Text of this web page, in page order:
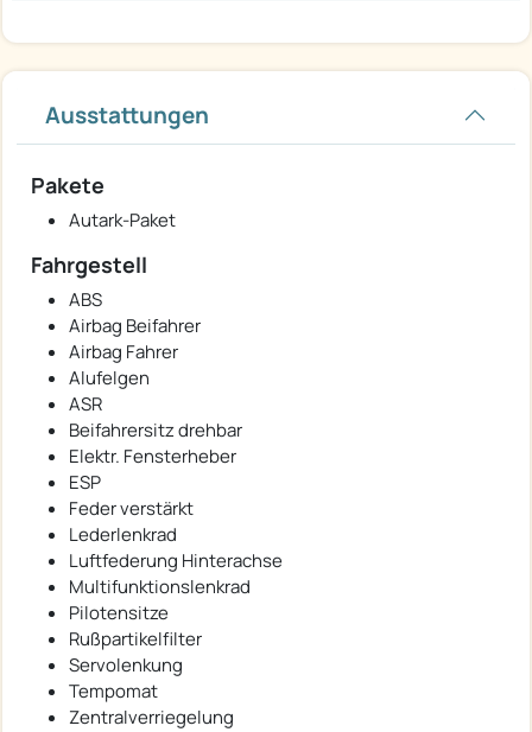
Ausstattungen
Pakete
Autark-Paket
Fahrgestell
ABS
Airbag Beifahrer
Airbag Fahrer
Alufelgen
ASR
Beifahrersitz drehbar
Elektr. Fensterheber
ESP
Feder verstärkt
Lederlenkrad
Luftfederung Hinterachse
Multifunktionslenkrad
Pilotensitze
Rußpartikelfilter
Servolenkung
Tempomat
Zentralverriegelung